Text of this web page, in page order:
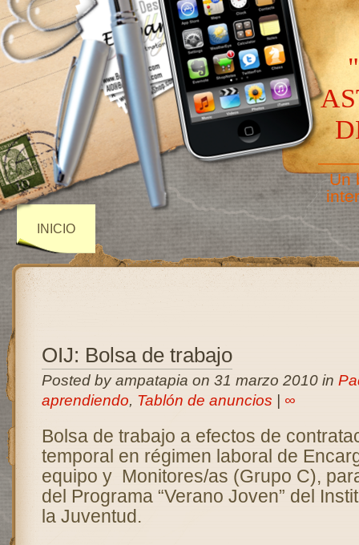
Un
INICIO
OIJ: Bolsa de trabajo
Posted by ampatapia on 31 marzo 2010 in
aprendiendo, Tablón de anuncios ∞
Bolsa de trabajo a efectos de
temporal en régimen laboral de
equipo y Monitores/as (Grupo C),
del Programa “Verano Joven” del
la Juventud.